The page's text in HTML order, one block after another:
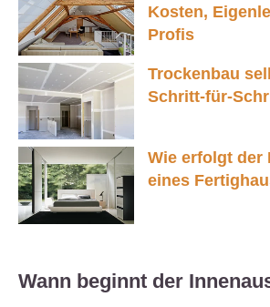
Kosten,
Profis
Trockenbau
Schritt-für-
Wie erfolgt der
eines
Wann beginnt der